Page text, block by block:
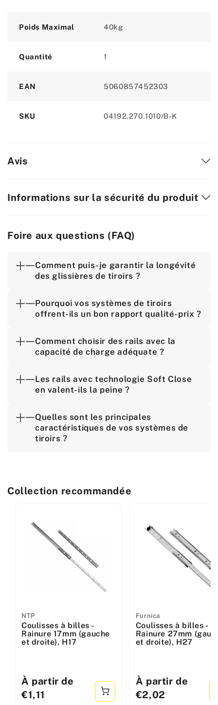
Poids Maximal 40kg
Quantité 1
EAN 5060857452303
SKU 04192.270.1010/B-K
Avis
Informations sur la sécurité du produit
Foire aux questions (FAQ)
Comment puis-je garantir la longévité
des glissières de tiroirs ?
Pourquoi vos systèmes de tiroirs
offrent-ils un bon rapport qualité-prix ?
Comment choisir des rails avec la
capacité de charge adéquate ?
Les rails avec technologie Soft Close
en valent-ils la peine ?
Quelles sont les principales
caractéristiques de vos systèmes de
tiroirs ?
Collection recommandée
Fabricant
:
NTP
Coulisses à billes -
Rainure 17mm (gauche
et droite), H17
Prix
standard
À partir de
€1,11
Fabricant
:
Furnica
Coulisses à billes -
Rainure 27mm
et droite), H27
Prix
standard
À partir de
€2,02